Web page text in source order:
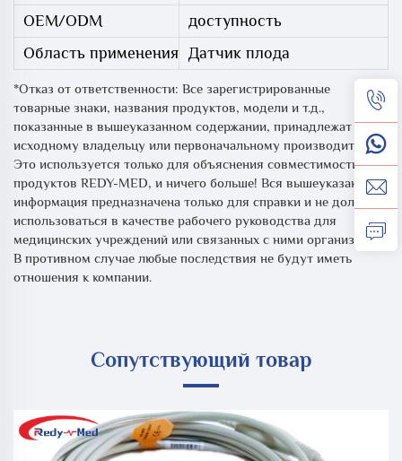
OEM/ODM
доступность
Область применения Датчик плода
*Отказ от ответственности: Все зарегистрированные
товарные знаки, названия продуктов, модели и т.д.,
показанные в вышеуказанном содержании, принадлежат
исходному владельцу или первоначальному производителю.
Это используется только для объяснения совместимости
продуктов REDY-MED, и ничего больше! Вся вышеуказанная
информация предназначена только для справки и не должна
использоваться в качестве рабочего руководства для
медицинских учреждений или связанных с ними организаций.
В противном случае любые последствия не будут иметь
отношения к компании.
Сопутствующий товар